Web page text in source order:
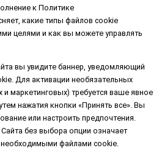
к Политике
какие типы файлов cookie
целями и как вы можете управлять
вы увидите баннер, уведомляющий
Для активации необязательных
и маркетинговых) требуется ваше явное
нажатия кнопки «Принять все». Вы
или настроить предпочтения.
без выбора опции означает
необходимыми файлами cookie.